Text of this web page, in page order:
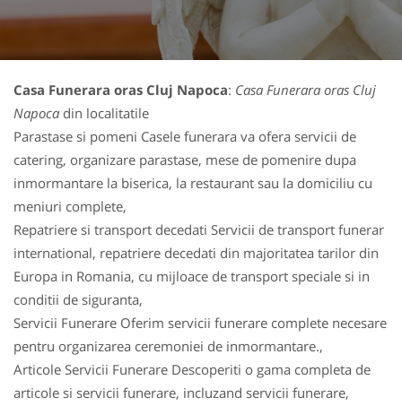
Casa Funerara oras Cluj Napoca: Casa Funerara oras Cluj
Napoca din localitatile
Parastase si pomeni Casele funerara va ofera servicii de
catering, organizare parastase, mese de pomenire dupa
inmormantare la biserica, la restaurant sau la domiciliu cu
meniuri complete,
Repatriere si transport decedati Servicii de transport funerar
international, repatriere decedati din majoritatea tarilor din
Europa in Romania, cu mijloace de transport speciale si in
conditii de siguranta,
Servicii Funerare Oferim servicii funerare complete necesare
pentru organizarea ceremoniei de inmormantare.,
Articole Servicii Funerare Descoperiti o gama completa de
articole si servicii funerare, incluzand servicii funerare,